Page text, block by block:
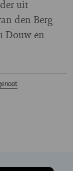
uit
den Berg
Douw en